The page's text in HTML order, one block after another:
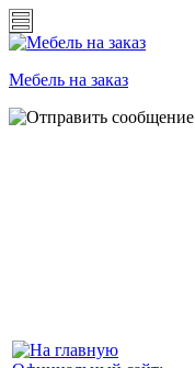
Мебель на заказ